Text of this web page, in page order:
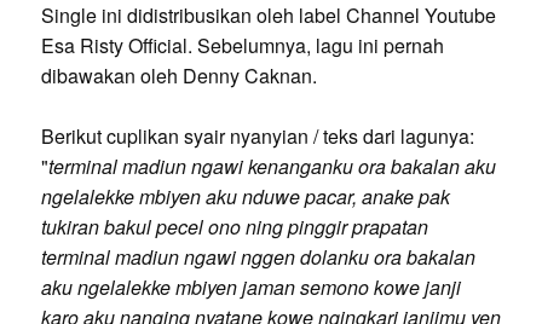
Single ini didistribusikan oleh label Channel Youtube
Esa Risty Official. Sebelumnya, lagu ini pernah
dibawakan oleh Denny Caknan.
Berikut cuplikan syair nyanyian / teks dari lagunya:
"terminal madiun ngawi kenanganku ora bakalan aku
ngelalekke mbiyen aku nduwe pacar, anake pak
tukiran bakul pecel ono ning pinggir prapatan
terminal madiun ngawi nggen dolanku ora bakalan
aku ngelalekke mbiyen jaman semono kowe janji
karo aku nanging nyatane kowe ngingkari janjimu yen